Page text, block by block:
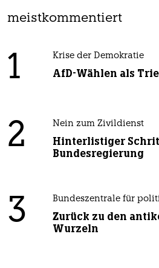
meistkommentiert
1 Krise der Demokratie
AfD-Wählen als
2 Nein zum Zivildienst
Hinterlistiger
Bundesregierung
3 Bundeszentrale für
Zurück zu den
Wurzeln